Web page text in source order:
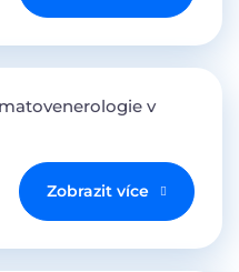
v
Zobrazit více